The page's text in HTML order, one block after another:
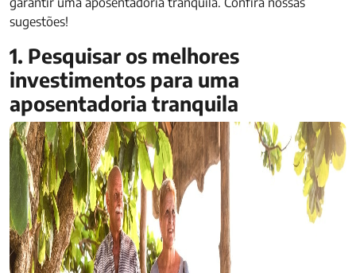
sugestões!
1. Pesquisar os melhores
investimentos para uma
aposentadoria tranquila